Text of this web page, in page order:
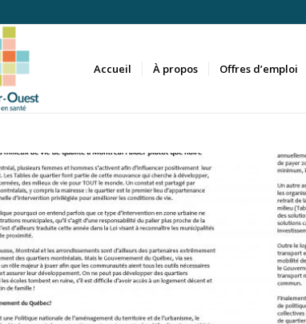
Accueil À propos Offres d’emploi